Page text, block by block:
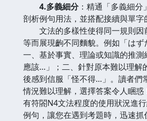
4.多義細分：精通「多義細分
剖析例句用法，並搭配接續與單字
文法的多樣性使得同一規則因
等而展現齣不同麵貌。例如「はず
一、基於事實、理論或知識的推測
應該…」；二、針對原本難以理解
後感到信服「怪不得…」。讀者們
情況難以理解，選擇答案令人睏
有符閤N4文法程度的使用狀況進
例句，讓您在遇到考題時，迅速抓